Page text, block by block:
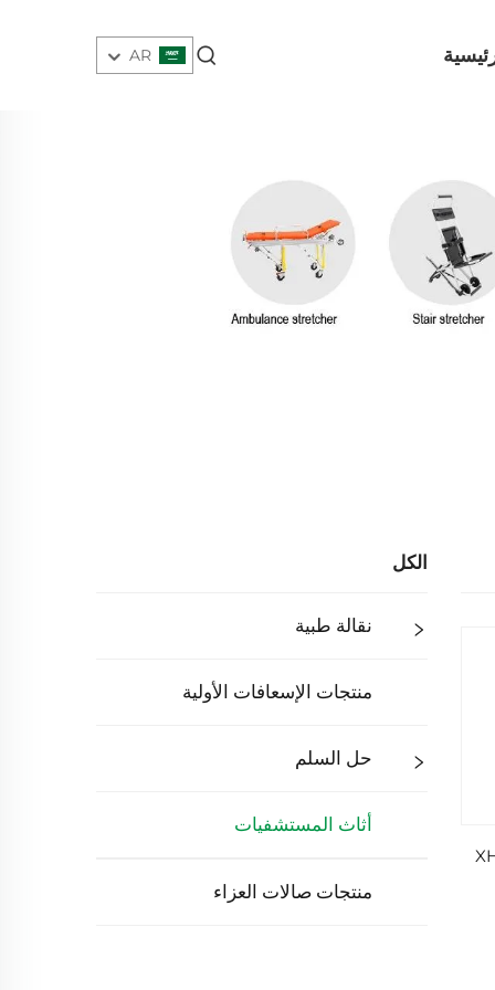
AR
الكل
نقالة طبية
منتجات الإسعافات الأولية
حل السلم
أثاث المستشفيات
منتجات صالات العزاء